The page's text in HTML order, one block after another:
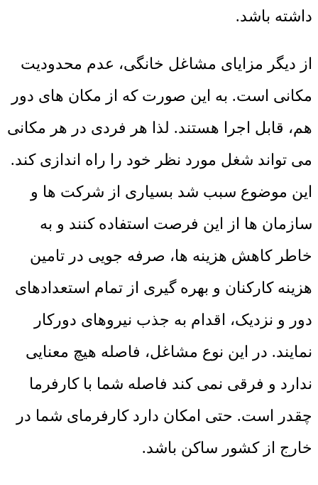
داشته باشد.
از دیگر مزایای مشاغل خانگی، عدم محدودیت
مکانی است. به این صورت که از مکان های دور
هم، قابل اجرا هستند. لذا هر فردی در هر مکانی
می تواند شغل مورد نظر خود را راه اندازی کند.
این موضوع سبب شد بسیاری از شرکت ها و
سازمان ها از این فرصت استفاده کنند و به
خاطر کاهش هزینه ها، صرفه جویی در تامین
هزینه کارکنان و بهره گیری از تمام استعدادهای
دور و نزدیک، اقدام به جذب نیروهای دورکار
نمایند. در این نوع مشاغل، فاصله هیچ معنایی
ندارد و فرقی نمی کند فاصله شما با کارفرما
چقدر است. حتی امکان دارد کارفرمای شما در
خارج از کشور ساکن باشد.